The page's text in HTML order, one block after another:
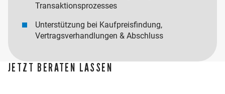
Transaktionsprozesses
Unterstützung bei Kaufpreisfindung,
Vertragsverhandlungen & Abschluss
JETZT BERATEN LASSEN